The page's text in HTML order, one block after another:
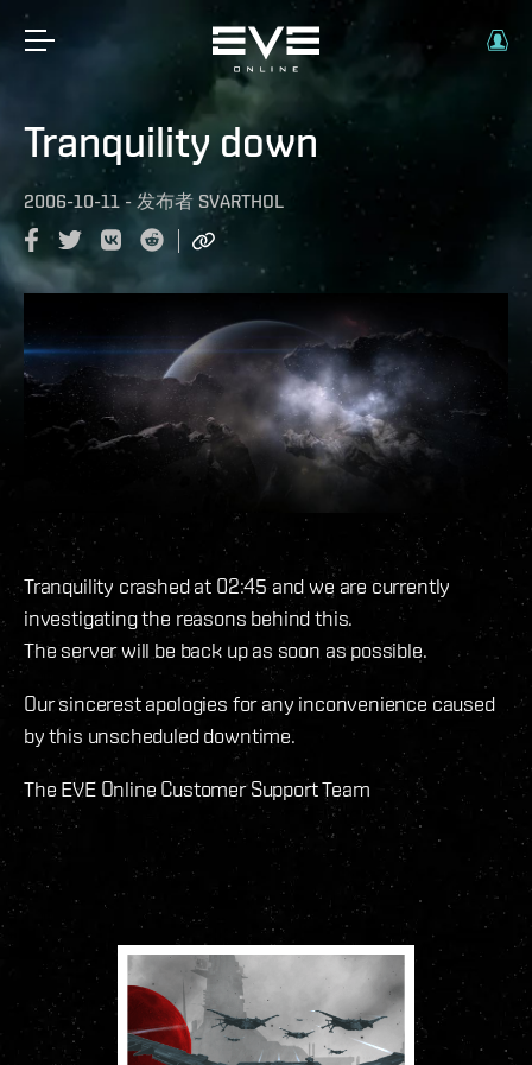
Tranquility down
2006-10-11 - 发布者 SVARTHOL
Tranquility crashed at 02:45 and we are currently
investigating the reasons behind this.
The server will be back up as soon as possible.
Our sincerest apologies for any inconvenience caused
by this unscheduled downtime.
The EVE Online Customer Support Team